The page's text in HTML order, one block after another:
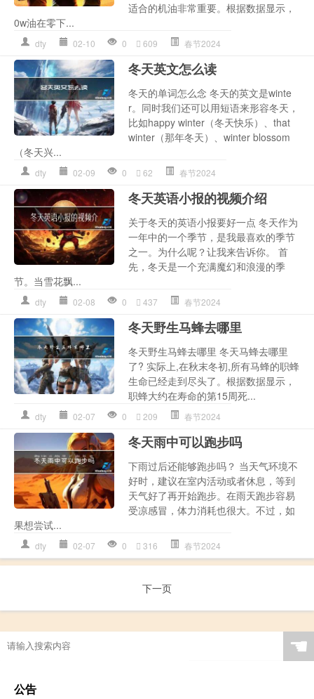
适合的机油非常重要。根据数据显示，
0w油在零下...
dty 02-10 0 609 春节2024
冬天英文怎么读
冬天的单词怎么念 冬天的英文是winte
r。同时我们还可以用短语来形容冬天，
比如happy winter（冬天快乐）、that
winter（那年冬天）、winter blossom
（冬天兴...
dty 02-09 0 62 春节2024
冬天英语小报的视频介绍
关于冬天的英语小报要好一点 冬天作为
一年中的一个季节，是我最喜欢的季节
之一。为什么呢？让我来告诉你。 首
先，冬天是一个充满魔幻和浪漫的季
节。当雪花飘...
dty 02-08 0 437 春节2024
冬天野生马蜂去哪里
冬天野生马蜂去哪里 冬天马蜂去哪里
了? 实际上,在秋末冬初,所有马蜂的职蜂
生命已经走到尽头了。根据数据显示，
职蜂大约在寿命的第15周死...
dty 02-07 0 209 春节2024
冬天雨中可以跑步吗
下雨过后还能够跑步吗？ 当天气环境不
好时，建议在室内活动或者休息，等到
天气好了再开始跑步。在雨天跑步容易
受凉感冒，体力消耗也很大。不过，如
果想尝试...
dty 02-07 0 316 春节2024
下一页
☚
公告